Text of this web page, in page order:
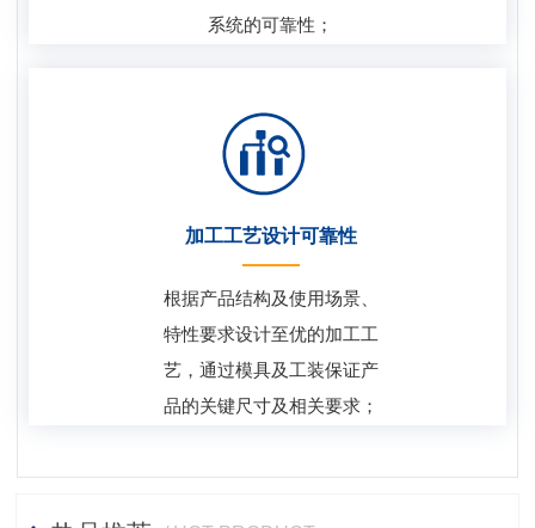
系统的可靠性；
加工工艺设计可靠性
根据产品结构及使用场景、
特性要求设计至优的加工工
艺，通过模具及工装保证产
品的关键尺寸及相关要求；